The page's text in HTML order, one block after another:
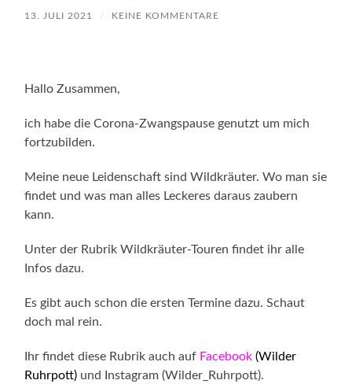
13. JULI 2021 / KEINE KOMMENTARE
Hallo Zusammen,
ich habe die Corona-Zwangspause genutzt um mich
fortzubilden.
Meine neue Leidenschaft sind Wildkräuter. Wo man sie
findet und was man alles Leckeres daraus zaubern
kann.
Unter der Rubrik Wildkräuter-Touren findet ihr alle
Infos dazu.
Es gibt auch schon die ersten Termine dazu. Schaut
doch mal rein.
Ihr findet diese Rubrik auch auf Facebook (Wilder
Ruhrpott) und Instagram (Wilder_Ruhrpott).